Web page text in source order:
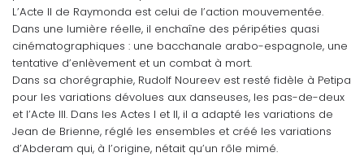
L’Acte II de Raymonda est celui de l’action mouvementée.
Dans une lumière réelle, il enchaîne des péripéties quasi
cinématographiques : une bacchanale arabo-espagnole, une
tentative d’enlèvement et un combat à mort.
Dans sa chorégraphie, Rudolf Noureev est resté fidèle à Petipa
pour les variations dévolues aux danseuses, les pas-de-deux
et l’Acte III. Dans les Actes I et II, il a adapté les variations de
Jean de Brienne, réglé les ensembles et créé les variations
d’Abderam qui, à l’origine, nétait qu’un rôle mimé.